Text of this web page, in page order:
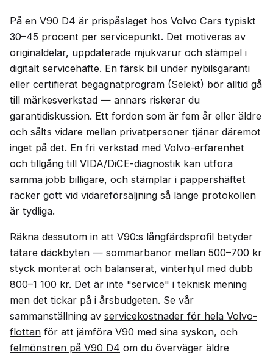
På en V90 D4 är prispåslaget hos Volvo Cars typiskt
30–45 procent per servicepunkt. Det motiveras av
originaldelar, uppdaterade mjukvarur och stämpel i
digitalt servicehäfte. En färsk bil under nybilsgaranti
eller certifierat begagnatprogram (Selekt) bör alltid gå
till märkesverkstad — annars riskerar du
garantidiskussion. Ett fordon som är fem år eller äldre
och sålts vidare mellan privatpersoner tjänar däremot
inget på det. En fri verkstad med Volvo-erfarenhet
och tillgång till VIDA/DiCE-diagnostik kan utföra
samma jobb billigare, och stämplar i pappershäftet
räcker gott vid vidareförsäljning så länge protokollen
är tydliga.
Räkna dessutom in att V90:s långfärdsprofil betyder
tätare däckbyten — sommarbanor mellan 500–700 kr
styck monterat och balanserat, vinterhjul med dubb
800–1 100 kr. Det är inte "service" i teknisk mening
men det tickar på i årsbudgeten. Se vår
sammanställning av servicekostnader för hela Volvo-
flottan för att jämföra V90 med sina syskon, och
felmönstren på V90 D4 om du överväger äldre